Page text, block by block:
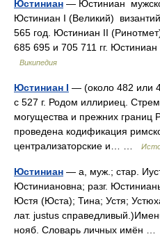
Юстиниан — Юстиниан
Юстиниан I (Великий)
565 год. Юстиниан II
685 695 и 705 711 гг.
Википедия
Юстиниан I — (около 482 или
с 527 г. Родом иллириец.
могущества и прежних
проведена кодификация
централизаторские и… …
Юстиниан — а, муж.; стар.
Юстиниановна; разг.
Юстя (Юста); Тина; Устя;
лат. justus
нояб. Словарь личных имён …